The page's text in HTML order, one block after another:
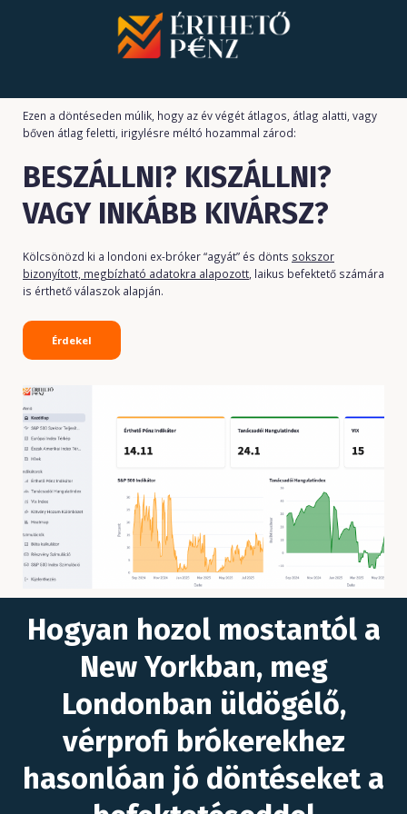
Ezen a döntéseden múlik, hogy az év végét átlagos, átlag alatti, vagy
bőven átlag feletti, irigylésre méltó hozammal zárod:
BESZÁLLNI? KISZÁLLNI?
VAGY INKÁBB KIVÁRSZ?
Kölcsönözd ki a londoni ex-bróker “agyát” és dönts sokszor
bizonyított, megbízható adatokra alapozott , laikus befektető számára
is érthető válaszok alapján.
Érdekel
Hogyan hozol mostantól a
New Yorkban, meg
Londonban üldögélő,
vérprofi brókerekhez
hasonlóan jó döntéseket a